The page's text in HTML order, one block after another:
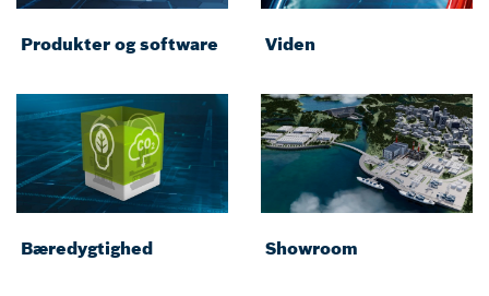
Produkter og software Viden
Bæredygtighed Showroom